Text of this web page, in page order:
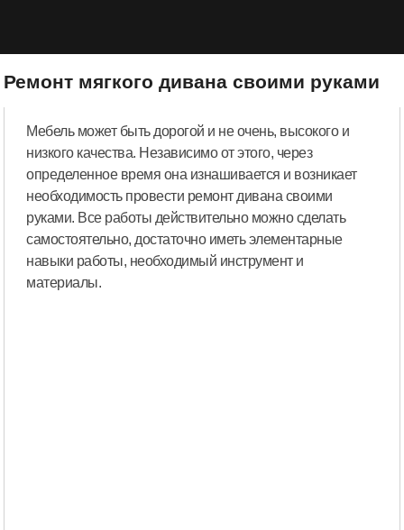
Ремонт мягкого дивана своими руками
Мебель может быть дорогой и не очень, высокого и
низкого качества. Независимо от этого, через
определенное время она изнашивается и возникает
необходимость провести ремонт дивана своими
руками. Все работы действительно можно сделать
самостоятельно, достаточно иметь элементарные
навыки работы, необходимый инструмент и
материалы.